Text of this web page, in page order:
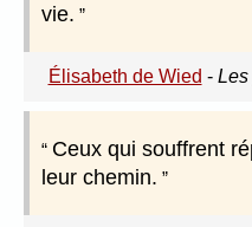
vie.
Élisabeth de Wied - Les
Ceux qui souffrent
leur chemin.